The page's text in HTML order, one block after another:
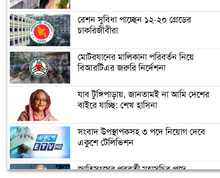
রেশন সুবিধা পাচ্ছেন ১২-২০ গ্রেডের
চাকরিজীবীরা
মোটরযানের মালিকানা পরিবর্তন নিয়ে
বিআরটিএর জরুরি নির্দেশনা
যাব টুঙ্গিপাড়ায়, জানতামই না আমি দেশের
বাইরে যাচ্ছি: শেখ হাসিনা
সংবাদ উপস্থাপকসহ ৩ পদে নিয়োগ দেবে
একুশে টেলিভিশন
জাতিসংঘের পরবর্তী মহাসচিব পদে